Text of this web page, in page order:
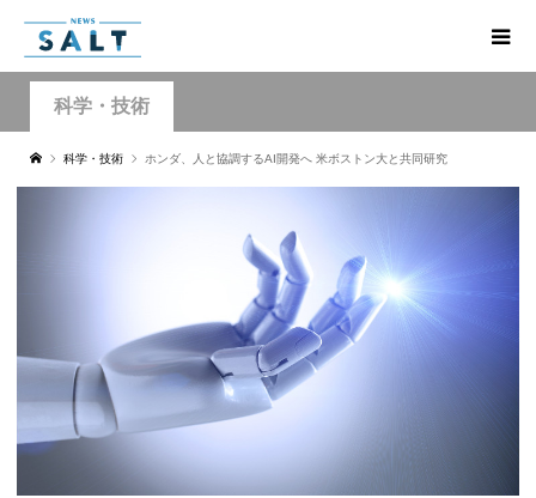
科学・技術
科学・技術 ホンダ、人と協調するAI開発へ 米ボストン大と共同研究